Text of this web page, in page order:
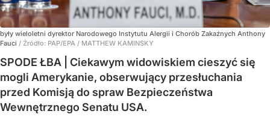
były wieloletni dyrektor Narodowego Instytutu Alergii i Chorób Zakaźnych Anthony
Fauci / Źródło: PAP/EPA / MATTHEW KAMINSKY
SPODE ŁBA | Ciekawym widowiskiem cieszyć się
mogli Amerykanie, obserwujący przesłuchania
przed Komisją do spraw Bezpieczeństwa
Wewnętrznego Senatu USA.